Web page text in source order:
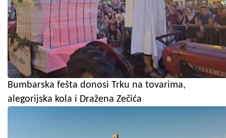
Bumbarska fešta donosi Trku na tovarima,
alegorijska kola i Dražena Zečića